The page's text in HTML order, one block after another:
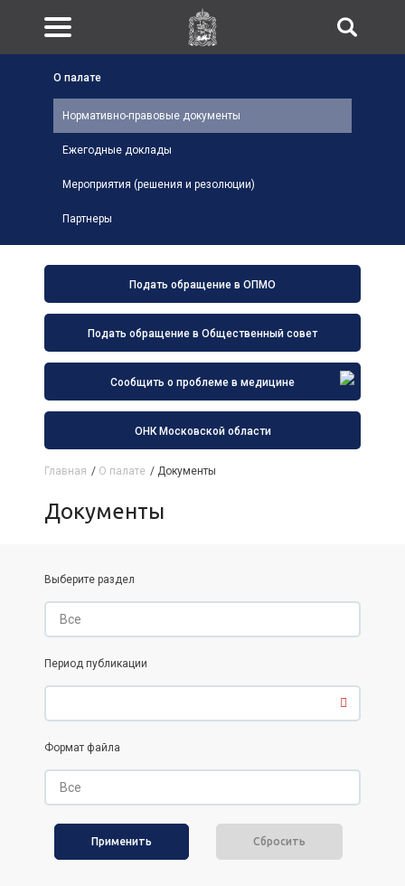
Подать обращение в ОПМО
Подать обращение в Общественный совет
Сообщить о проблеме в медицине
ОНК Московской области
О палате
Нормативно-правовые документы
Ежегодные доклады
Мероприятия (решения и резолюции)
Партнеры
Главная / О палате / Документы
Документы
Выберите раздел
Период публикации
Формат файла
Сбросить